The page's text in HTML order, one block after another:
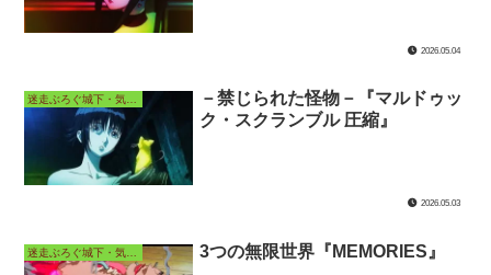
2026.05.04
－禁じられた怪物－『マルドゥッ
ク・スクランブル 圧縮』
2026.05.03
3つの無限世界『MEMORIES』